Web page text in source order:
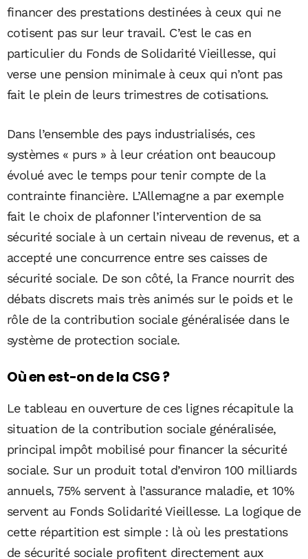
financer des prestations destinées à ceux qui ne
cotisent pas sur leur travail. C’est le cas en
particulier du Fonds de Solidarité Vieillesse, qui
verse une pension minimale à ceux qui n’ont pas
fait le plein de leurs trimestres de cotisations.
Dans l’ensemble des pays industrialisés, ces
systèmes « purs » à leur création ont beaucoup
évolué avec le temps pour tenir compte de la
contrainte financière. L’Allemagne a par exemple
fait le choix de plafonner l’intervention de sa
sécurité sociale à un certain niveau de revenus, et a
accepté une concurrence entre ses caisses de
sécurité sociale. De son côté, la France nourrit des
débats discrets mais très animés sur le poids et le
rôle de la contribution sociale généralisée dans le
système de protection sociale.
Où en est-on de la CSG ?
Le tableau en ouverture de ces lignes récapitule la
situation de la contribution sociale généralisée,
principal impôt mobilisé pour financer la sécurité
sociale. Sur un produit total d’environ 100 milliards
annuels, 75% servent à l’assurance maladie, et 10%
servent au Fonds Solidarité Vieillesse. La logique de
cette répartition est simple : là où les prestations
de sécurité sociale profitent directement aux